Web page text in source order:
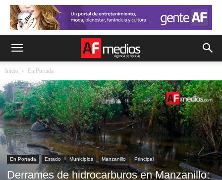
Inicio En Portada
En Portada Estado Municipios Manzanillo Principal
Derrames de hidrocarburos en Manzanillo: